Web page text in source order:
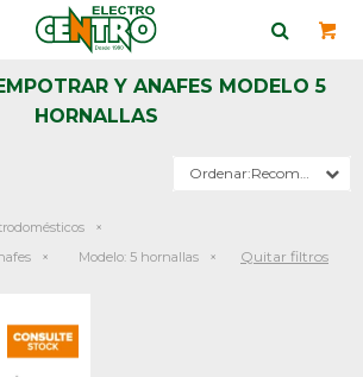
Y ANAFES MODELO 5
HORNALLAS
Recomendados
Modelo: 5 hornallas Quitar filtros